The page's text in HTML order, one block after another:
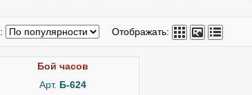
Отображать:
Бой часов
Арт. Б-624